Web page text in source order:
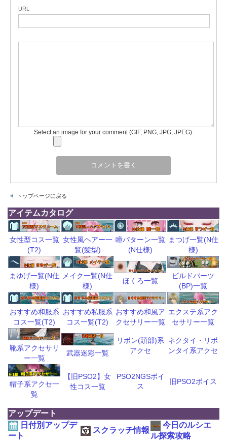
URL
Select an image for your comment (GIF, PNG, JPG, JPEG):
トップページに戻る
アイテムカタログ
女性型コス一覧
(T2)
女性風ヘアー一
覧(髪型)
瞳パターン一覧
(N仕様)
まつげ一覧(N仕
様)
まゆげ一覧(N仕
様)
メイク一覧(N仕
様)
ほくろ一覧
ビルドパーツ
(BP)一覧
おすすめ和服系
コス一覧(T2)
おすすめ私服系
コス一覧(T2)
おすすめ和風ア
クセサリー一覧
エクステ系アク
セサリー一覧
靴系アクセサリ
ー一覧
武器迷彩一覧
リボン(頭部)系
アクセ
ネクタイ・リボ
ンタイ系アクセ
帽子系アクセ一
覧
【旧PSO2】女
性コス一覧
PSO2NGSボイ
ス
旧PSO2ボイス
アップデート
日付別アップデ
ート
スクラッチ情報
今日のルシエ
ル探索攻略